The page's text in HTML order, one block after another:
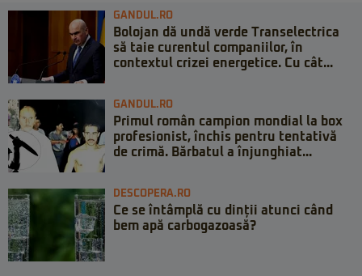
GANDUL.RO
Bolojan dă undă verde Transelectrica
să taie curentul companiilor, în
contextul crizei energetice. Cu cât...
GANDUL.RO
Primul român campion mondial la box
profesionist, închis pentru tentativă
de crimă. Bărbatul a înjunghiat...
DESCOPERA.RO
Ce se întâmplă cu dinții atunci când
bem apă carbogazoasă?